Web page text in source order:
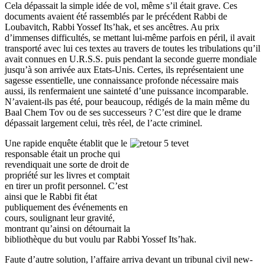
Cela dépassait la simple idée de vol, même s’il était grave. Ces
documents avaient été rassemblés par le précédent Rabbi de
Loubavitch, Rabbi Yossef Its’hak, et ses ancêtres. Au prix
d’immenses difficultés, se mettant lui-même parfois en péril, il avait
transporté avec lui ces textes au travers de toutes les tribulations qu’il
avait connues en U.R.S.S. puis pendant la seconde guerre mondiale
jusqu’à son arrivée aux Etats-Unis. Certes, ils représentaient une
sagesse essentielle, une connaissance profonde nécessaire mais
aussi, ils renfermaient une sainteté d’une puissance incomparable.
N’avaient-ils pas été, pour beaucoup, rédigés de la main même du
Baal Chem Tov ou de ses successeurs ? C’est dire que le drame
dépassait largement celui, très réel, de l’acte criminel.
Une rapide enquête établit que le
responsable était un proche qui
revendiquait une sorte de droit de
propriété sur les livres et comptait
en tirer un profit personnel. C’est
ainsi que le Rabbi fit état
publiquement des événements en
cours, soulignant leur gravité,
montrant qu’ainsi on détournait la
bibliothèque du but voulu par Rabbi Yossef Its’hak.
Faute d’autre solution, l’affaire arriva devant un tribunal civil new-